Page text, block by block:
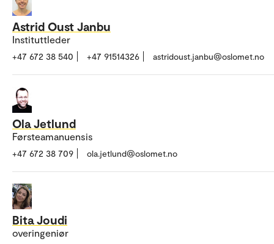
Astrid Oust Janbu
Instituttleder
+47 672 38 540 +47 91514326 astridoust.janbu@oslomet.no
Ola Jetlund
Førsteamanuensis
+47 672 38 709 ola.jetlund@oslomet.no
Bita Joudi
overingeniør